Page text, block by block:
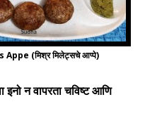
(मिश्र मिलेट्सचे आप्पे)
इनो न वापरताचविष्ट आणि